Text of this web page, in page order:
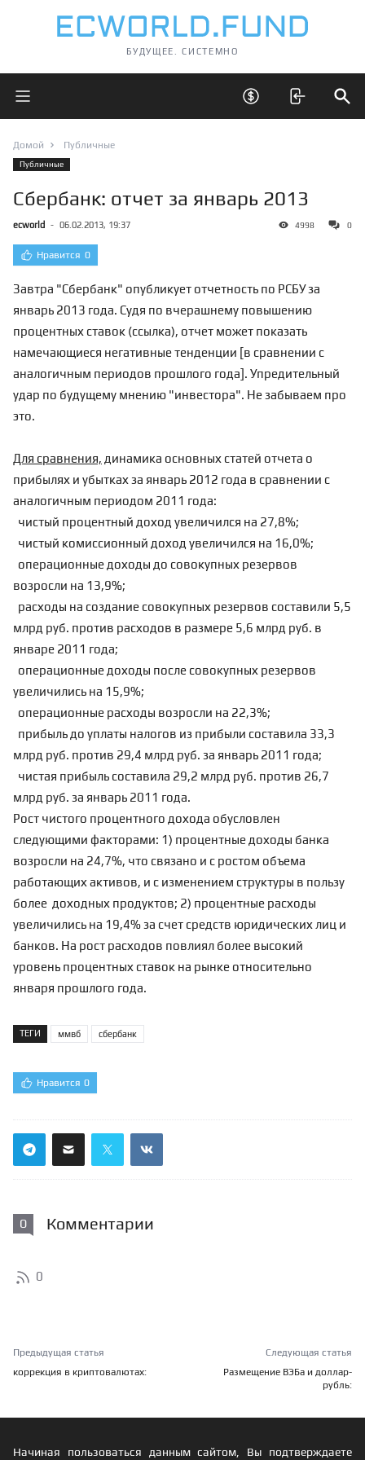
БУДУЩЕЕ. СИСТЕМНО
Открыть главное меню Открыть скрытые
Домой Публичные
Публичные
Сбербанк: отчет за январь 2013
ecworld - 06.02.2013, 19:37 4998 0
Нравится 0
Завтра "Сбербанк" опубликует отчетность по РСБУ за
январь 2013 года. Судя по вчерашнему повышению
процентных ставок (ссылка), отчет может показать
намечающиеся негативные тенденции [в сравнении с
аналогичным периодов прошлого года]. Упредительный
удар по будущему мнению "инвестора". Не забываем про
это.
Для сравнения, динамика основных статей отчета о
прибылях и убытках за январь 2012 года в сравнении с
аналогичным периодом 2011 года:
чистый процентный доход увеличился на 27,8%;
чистый комиссионный доход увеличился на 16,0%;
операционные доходы до совокупных резервов
возросли на 13,9%;
расходы на создание совокупных резервов составили 5,5
млрд руб. против расходов в размере 5,6 млрд руб. в
январе 2011 года;
операционные доходы после совокупных резервов
увеличились на 15,9%;
операционные расходы возросли на 22,3%;
прибыль до уплаты налогов из прибыли составила 33,3
млрд руб. против 29,4 млрд руб. за январь 2011 года;
чистая прибыль составила 29,2 млрд руб. против 26,7
млрд руб. за январь 2011 года.
Рост чистого процентного дохода обусловлен
следующими факторами: 1) процентные доходы банка
возросли на 24,7%, что связано и с ростом объема
работающих активов, и с изменением структуры в пользу
более доходных продуктов; 2) процентные расходы
увеличились на 19,4% за счет средств юридических лиц и
банков. На рост расходов повлиял более высокий
уровень процентных ставок на рынке относительно
января прошлого года.
ТЕГИ ммвб сбербанк
Нравится 0
0 Комментарии
0
Предыдущая статья
коррекция в криптовалютах:
Следующая статья
Размещение ВЭБа и доллар-
рубль:
Начиная пользоваться данным сайтом, Вы подтверждаете